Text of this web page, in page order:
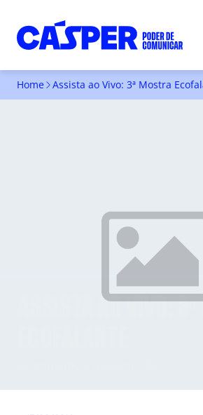
Home Assista ao Vivo: 3ª Mostra
ASSISTA AO VIVO: 3ª